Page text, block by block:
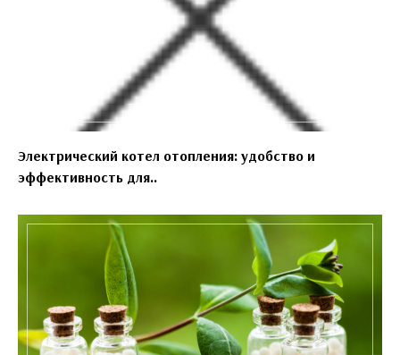
Электрический котел отопления: удобство и
эффективность для..